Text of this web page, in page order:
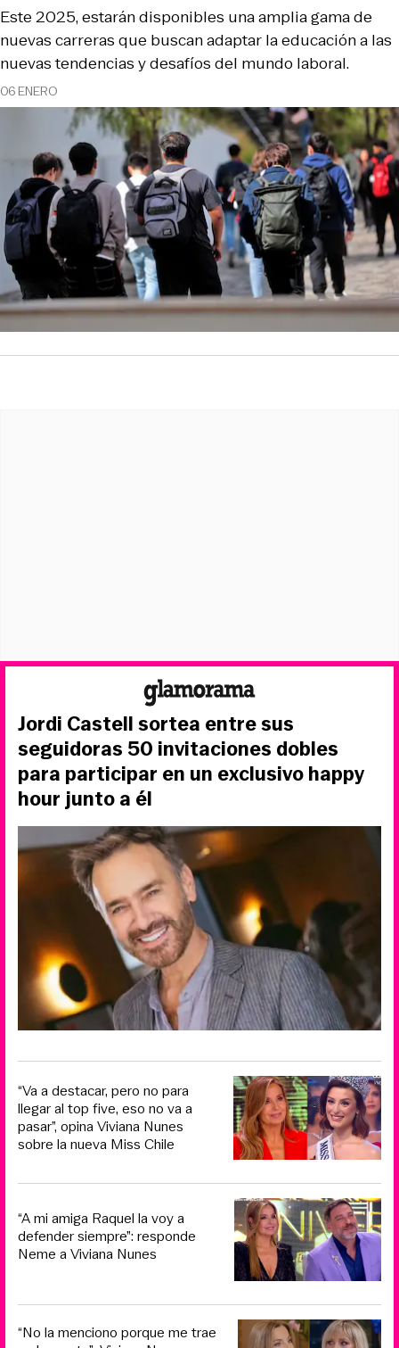
06 ENERO
Este 2025, estarán disponibles una amplia gama de
nuevas carreras que buscan adaptar la educación a las
nuevas tendencias y desafíos del mundo laboral.
Jordi Castell sortea entre sus
seguidoras 50 invitaciones dobles
para participar en un exclusivo happy
hour junto a él
“Va a destacar, pero no para
llegar al top five, eso no va a
pasar”, opina Viviana Nunes
sobre la nueva Miss Chile
“A mi amiga Raquel la voy a
defender siempre”: responde
Neme a Viviana Nunes
“No la menciono porque me trae